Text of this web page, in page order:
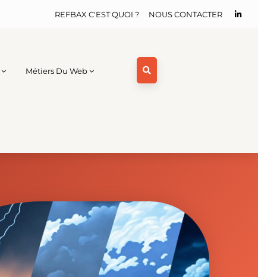
NOUS CONTACTER
REFBAX C'EST QUOI ?
Métiers Du Web